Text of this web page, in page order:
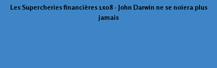
Les Supercheries financières 1x08 - John Darwin ne se noiera plus
jamais